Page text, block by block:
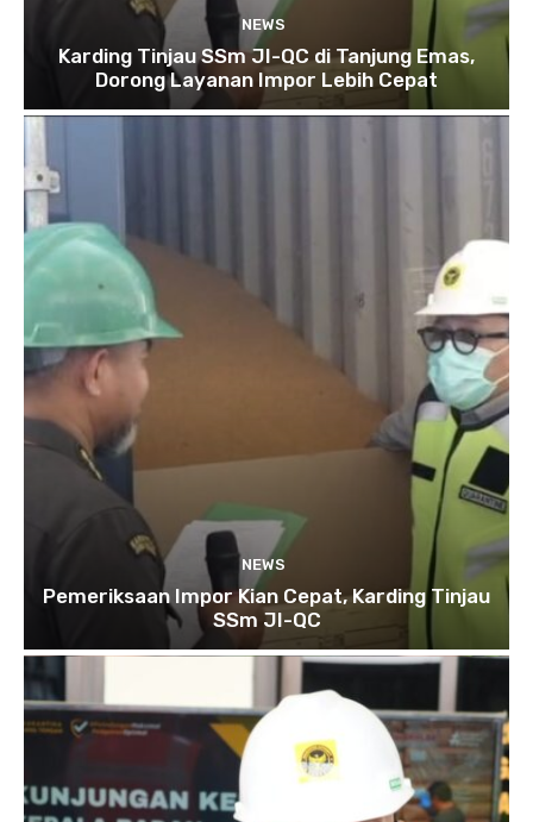
NEWS
Karding Tinjau SSm JI-QC di Tanjung Emas,
Dorong Layanan Impor Lebih Cepat
NEWS
Pemeriksaan Impor Kian Cepat, Karding Tinjau
SSm JI-QC